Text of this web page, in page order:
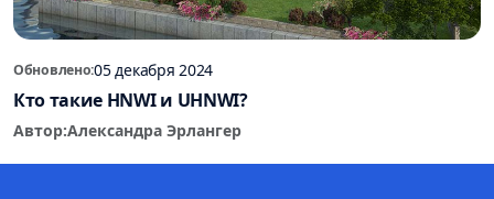
Обновлено:05 декабря 2024
Кто такие HNWI и UHNWI?
Автор:Александра Эрлангер